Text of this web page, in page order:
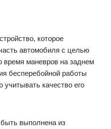
которое
автомобиля с целью
время маневров на заднем
бесперебойной работы
учитывать качество его
выполнена из